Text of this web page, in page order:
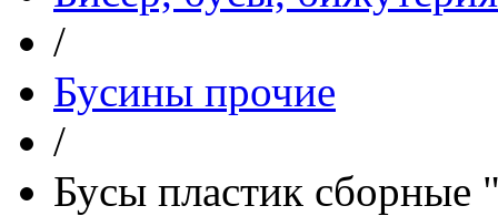
/
Бусины прочие
/
Бусы пластик